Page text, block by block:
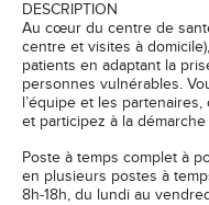
DESCRIPTION
Au cœur du centre de
centre et visites à
patients en adaptant la
personnes vulnérables.
l’équipe et les
et participez à la
Poste à temps complet à
en plusieurs postes à
8h-18h, du lundi au